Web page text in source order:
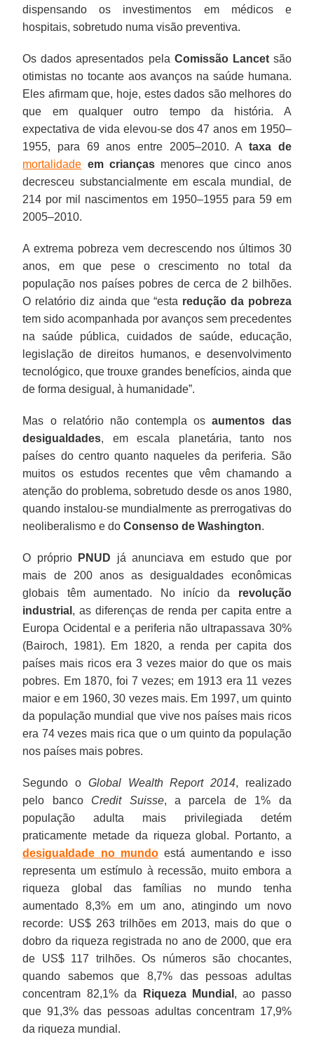
dispensando os investimentos em médicos e
hospitais, sobretudo numa visão preventiva.
Os dados apresentados pela Comissão Lancetsão
otimistas no tocante aos avanços na saúde humana.
Eles afirmam que, hoje, estes dados são melhores do
que em qualquer outro tempo da história. A
expectativa de vida elevou-se dos 47 anos em 1950–
1955, para 69 anos entre 2005–2010. A taxa de
mortalidade em criançasmenores que cinco anos
decresceu substancialmente em escala mundial, de
214 por mil nascimentos em 1950–1955 para 59 em
2005–2010.
A extrema pobreza vem decrescendo nos últimos 30
anos, em que pese o crescimento no total da
população nos países pobres de cerca de 2 bilhões.
O relatório diz ainda que “esta redução da pobreza
tem sido acompanhada por avanços sem precedentes
na saúde pública, cuidados de saúde, educação,
legislação de direitos humanos, e desenvolvimento
tecnológico, que trouxe grandes benefícios, ainda que
de forma desigual, à humanidade”.
Mas o relatório não contempla osaumentos das
desigualdades, em escala planetária, tanto nos
países do centro quanto naqueles da periferia. São
muitos os estudos recentes que vêm chamando a
atenção do problema, sobretudo desde os anos 1980,
quando instalou-se mundialmente as prerrogativas do
neoliberalismo e doConsenso de Washington.
O próprio PNUD já anunciava em estudo que por
mais de 200 anos as desigualdades econômicas
globais têm aumentado. No início da revolução
industrial , as diferenças de renda per capita entre a
Europa Ocidental e a periferia não ultrapassava 30%
(Bairoch, 1981). Em 1820, a renda per capita dos
países mais ricos era 3 vezes maior do que os mais
pobres. Em 1870, foi 7 vezes; em 1913 era 11 vezes
maior e em 1960, 30 vezes mais. Em 1997, um quinto
da população mundial que vive nos países mais ricos
era 74 vezes mais rica que o um quinto da população
nos países mais pobres.
Segundo o Global Wealth Report 2014, realizado
pelo banco Credit Suisse, a parcela de 1% da
população adulta mais privilegiada detém
praticamente metade da riqueza global. Portanto, a
desigualdade no mundoestá aumentando e isso
representa um estímulo à recessão, muito embora a
riqueza global das famílias no mundo tenha
aumentado 8,3% em um ano, atingindo um novo
recorde: US$ 263 trilhões em 2013, mais do que o
dobro da riqueza registrada no ano de 2000, que era
de US$ 117 trilhões. Os números são chocantes,
quando sabemos que 8,7% das pessoas adultas
concentram 82,1% da
Riqueza Mundial , ao passo
que 91,3% das pessoas adultas concentram 17,9%
da riqueza mundial.